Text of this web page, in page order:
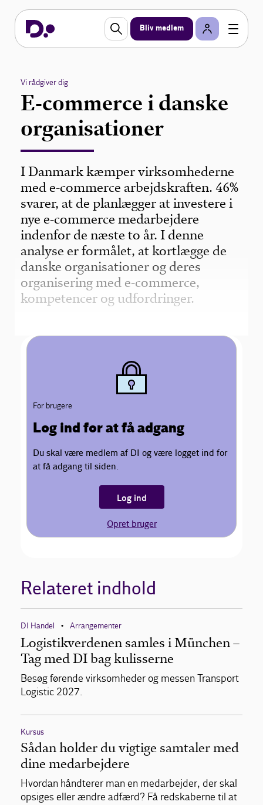
Bliv medlem
Vi rådgiver dig
E-commerce i danske
organisationer
I Danmark kæmper virksomhederne
med e-commerce arbejdskraften. 46%
svarer, at de planlægger at investere i
nye e-commerce medarbejdere
indenfor de næste to år. I denne
analyse er formålet, at kortlægge de
danske organisationer og deres
organisering med e-commerce,
kompetencer og udfordringer.
For brugere
Log ind for at få adgang
Du skal være medlem af DI og være logget ind for
at få adgang til siden.
Log ind
Opret bruger
Relateret indhold
DI Handel • Arrangementer
Logistikverdenen samles i München –
Tag med DI bag kulisserne
Besøg førende virksomheder og messen Transport
Logistic 2027.
Kursus
Sådan holder du vigtige samtaler med
dine medarbejdere
Hvordan håndterer man en medarbejder, der skal
opsiges eller ændre adfærd? Få redskaberne til at